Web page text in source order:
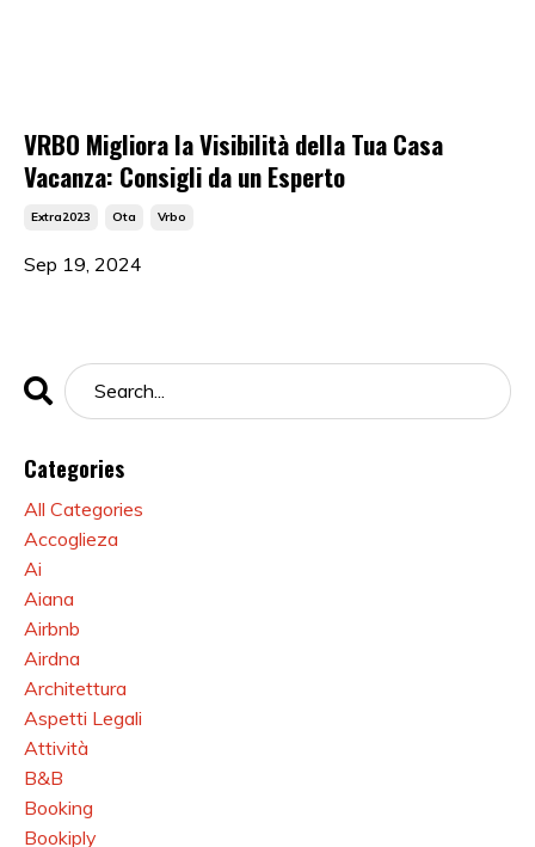
VRBO Migliora la Visibilità della Tua Casa
Vacanza: Consigli da un Esperto
Extra2023 Ota Vrbo
Sep 19, 2024
Categories
All Categories
Accoglieza
Ai
Aiana
Airbnb
Airdna
Architettura
Aspetti Legali
Attività
B&b
Booking
Bookiply